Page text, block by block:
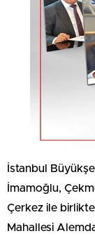
İstanbul
İmamoğlu,
Çerkez ile
Mahallesi